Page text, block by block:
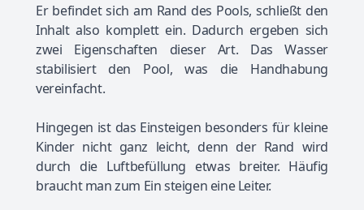
Er befindet sich am Rand des Pools, schließt den
Inhalt also komplett ein. Dadurch ergeben sich
zwei Eigenschaften dieser Art. Das Wasser
stabilisiert den Pool, was die Handhabung
vereinfacht.
Hingegen ist das Einsteigen besonders für kleine
Kinder nicht ganz leicht, denn der Rand wird
durch die Luftbefüllung etwas breiter. Häufig
braucht man zum Ein steigen eine Leiter.